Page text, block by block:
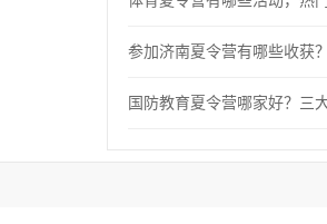
参加济南夏令营有哪些收获？
国防教育夏令营哪家好？三